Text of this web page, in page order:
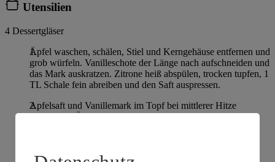
Utensilien
4 Dessertgläser
Äpfel waschen, schälen, Stiel und Kerngehäuse entfernen und
grob würfeln. Vanilleschote der Länge nach aufschneiden und
das Mark auskratzen. Zitrone heiß abspülen, trocken tupfen, 1
TL Schale fein abreiben und den Saft auspressen.
Apfelsaft und Vanillemark im Topf bei mittlerer Hitze
aufkochen. Äpfel, Zitronensaft, Zitronenabrieb und Zimt